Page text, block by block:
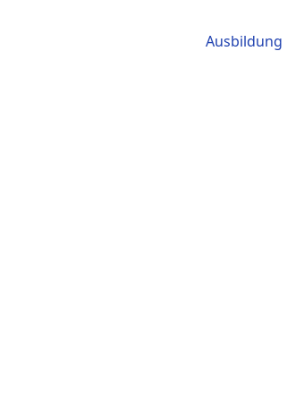
Ausbildung